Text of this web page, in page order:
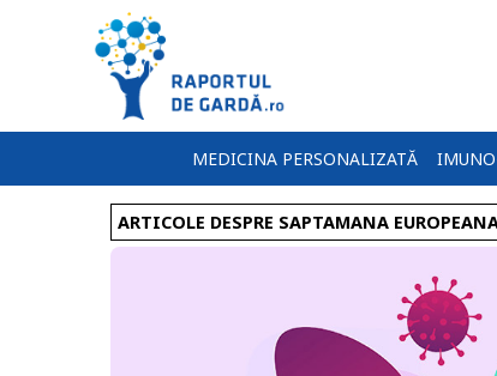
MEDICINA PERSONALIZATĂ
ARTICOLE DESPRE SAPTAMANA